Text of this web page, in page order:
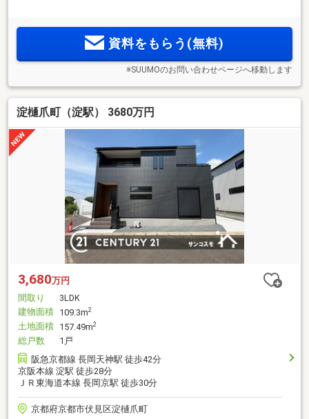
資料をもらう(無料)
※SUUMOのお問い合わせページへ移動します
淀樋爪町（淀駅） 3680万円
3,680万円
間取り
3LDK
建物面積 109.3m2
土地面積 157.49m2
総戸数
1戸
阪急京都線 長岡天神駅 徒歩42分
京阪本線 淀駅 徒歩28分
ＪＲ東海道本線 長岡京駅 徒歩30分
京都府京都市伏見区淀樋爪町